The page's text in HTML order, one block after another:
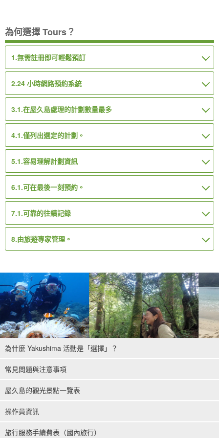
為何選擇 Tours？
1.無需註冊即可輕鬆預訂
2.24 小時網路預約系統
3.1.在屋久島處理的計劃數量最多
4.1.僅列出選定的計劃。
5.1.容易理解計劃資訊
6.1.可在最後一刻預約。
7.1.可靠的往績記錄
8.由旅遊專家管理。
為什麼 Yakushima 活動是「選擇」？
常見問題與注意事項
屋久島的觀光景點一覽表
操作員資訊
旅行服務手續費表（國內旅行）